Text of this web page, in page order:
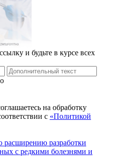
и будьте в курсе всех
на обработку
с «Политикой
расширению разработки
с редкими болезнями и